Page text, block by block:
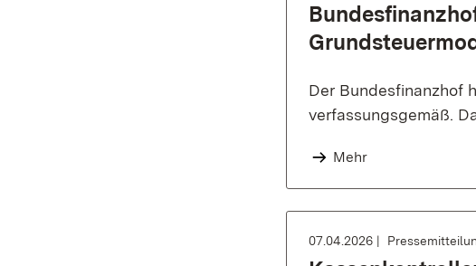
Der Bundesfinanzhof
verfassungsgemäß.
Mehr
07.04.2026